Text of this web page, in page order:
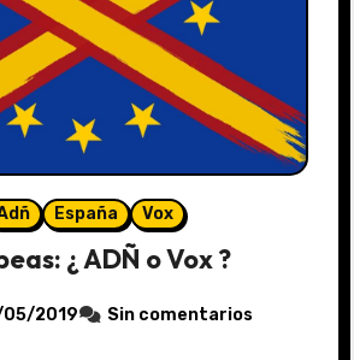
España Vox
¿ ADÑ o Vox ?
2019 Sin comentarios